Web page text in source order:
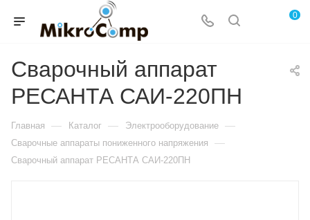
0
Сварочный аппарат
РЕСАНТА САИ-220ПН
Главная — Каталог — Электрооборудование —
Сварочные аппараты пониженного напряжения —
Сварочный аппарат РЕСАНТА САИ-220ПН